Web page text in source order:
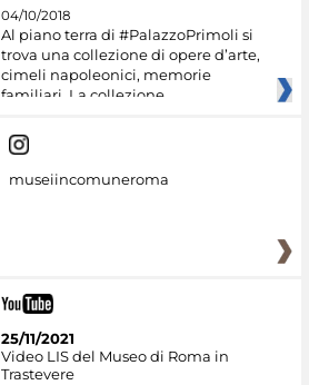
04/10/2018
Al piano terra di #PalazzoPrimoli si
trova una collezione di opere d’arte,
cimeli napoleonici, memorie
familiari. La collezione
museiincomuneroma
25/11/2021
Video LIS del Museo di Roma in
Trastevere